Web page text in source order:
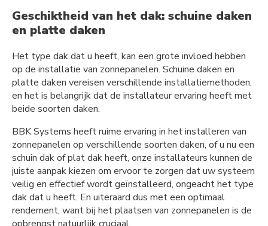
Geschiktheid van het dak: schuine daken
en platte daken
Het type dak dat u heeft, kan een grote invloed hebben
op de installatie van zonnepanelen. Schuine daken en
platte daken vereisen verschillende installatiemethoden,
en het is belangrijk dat de installateur ervaring heeft met
beide soorten daken.
BBK Systems heeft ruime ervaring in het installeren van
zonnepanelen op verschillende soorten daken, of u nu een
schuin dak of plat dak heeft, onze installateurs kunnen de
juiste aanpak kiezen om ervoor te zorgen dat uw systeem
veilig en effectief wordt geïnstalleerd, ongeacht het type
dak dat u heeft. En uiteraard dus met een optimaal
rendement, want bij het plaatsen van zonnepanelen is de